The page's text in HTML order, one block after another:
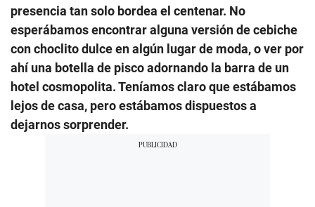
presencia tan solo bordea el centenar. No
esperábamos encontrar alguna versión de cebiche
con choclito dulce en algún lugar de moda, o ver por
ahí una botella de pisco adornando la barra de un
hotel cosmopolita. Teníamos claro que estábamos
lejos de casa, pero estábamos dispuestos a
dejarnos sorprender.